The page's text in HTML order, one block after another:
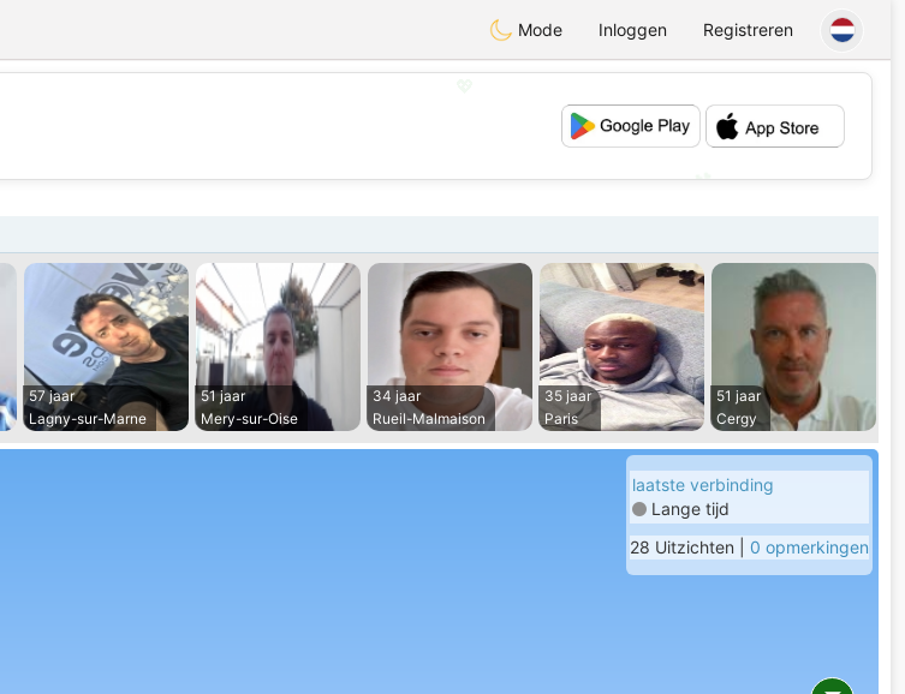
Mode Inloggen Registreren
💕
57 jaar
Lagny-sur-Marne
51 jaar
Mery-sur-Oise
34 jaar
Rueil-Malmaison
35 jaar
Paris
51 jaar
Cergy
laatste verbinding
Lange tijd
28 Uitzichten | 0 opmerkingen